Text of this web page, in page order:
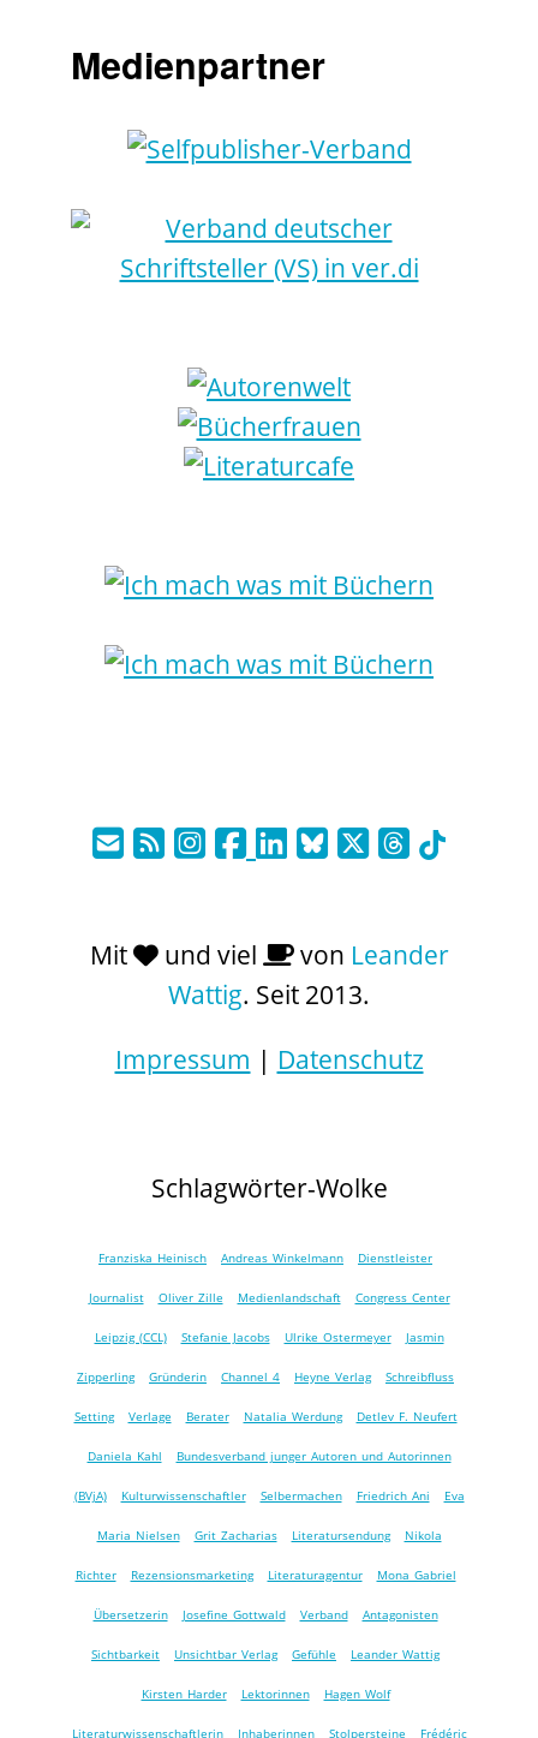
Medienpartner
Mit und viel von Leander
Wattig. Seit 2013.
Impressum | Datenschutz
Schlagwörter-Wolke
Franziska Heinisch Andreas Winkelmann Dienstleister
Journalist Oliver Zille Medienlandschaft Congress Center
Leipzig (CCL) Stefanie Jacobs Ulrike Ostermeyer Jasmin
Zipperling Gründerin Channel 4 Heyne Verlag Schreibfluss
Setting Verlage Berater Natalia Werdung Detlev F. Neufert
Daniela Kahl Bundesverband junger Autoren und Autorinnen
(BVjA) Kulturwissenschaftler Selbermachen Friedrich Ani Eva
Maria Nielsen Grit Zacharias Literatursendung Nikola
Richter Rezensionsmarketing Literaturagentur Mona Gabriel
Übersetzerin Josefine Gottwald Verband Antagonisten
Sichtbarkeit Unsichtbar Verlag Gefühle Leander Wattig
Kirsten Harder Lektorinnen Hagen Wolf
Literaturwissenschaftlerin Inhaberinnen Stolpersteine Frédéric